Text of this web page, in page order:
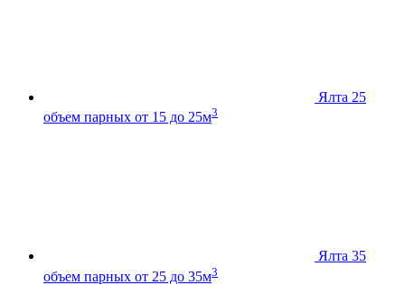
Ялта 25
объем парных от 15 до 25м3
Ялта 35
объем парных от 25 до 35м3